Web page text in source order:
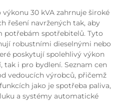
30 kVA zahrnuje široké
řešení navržených tak, aby
potřebám spotřebitelů. Tyto
robustními dieselnými nebo
poskytují spolehlivý výkon
i pro bydlení. Seznam cen
vedoucích výrobců, přičemž
jako je spotřeba paliva,
a systémy automatické